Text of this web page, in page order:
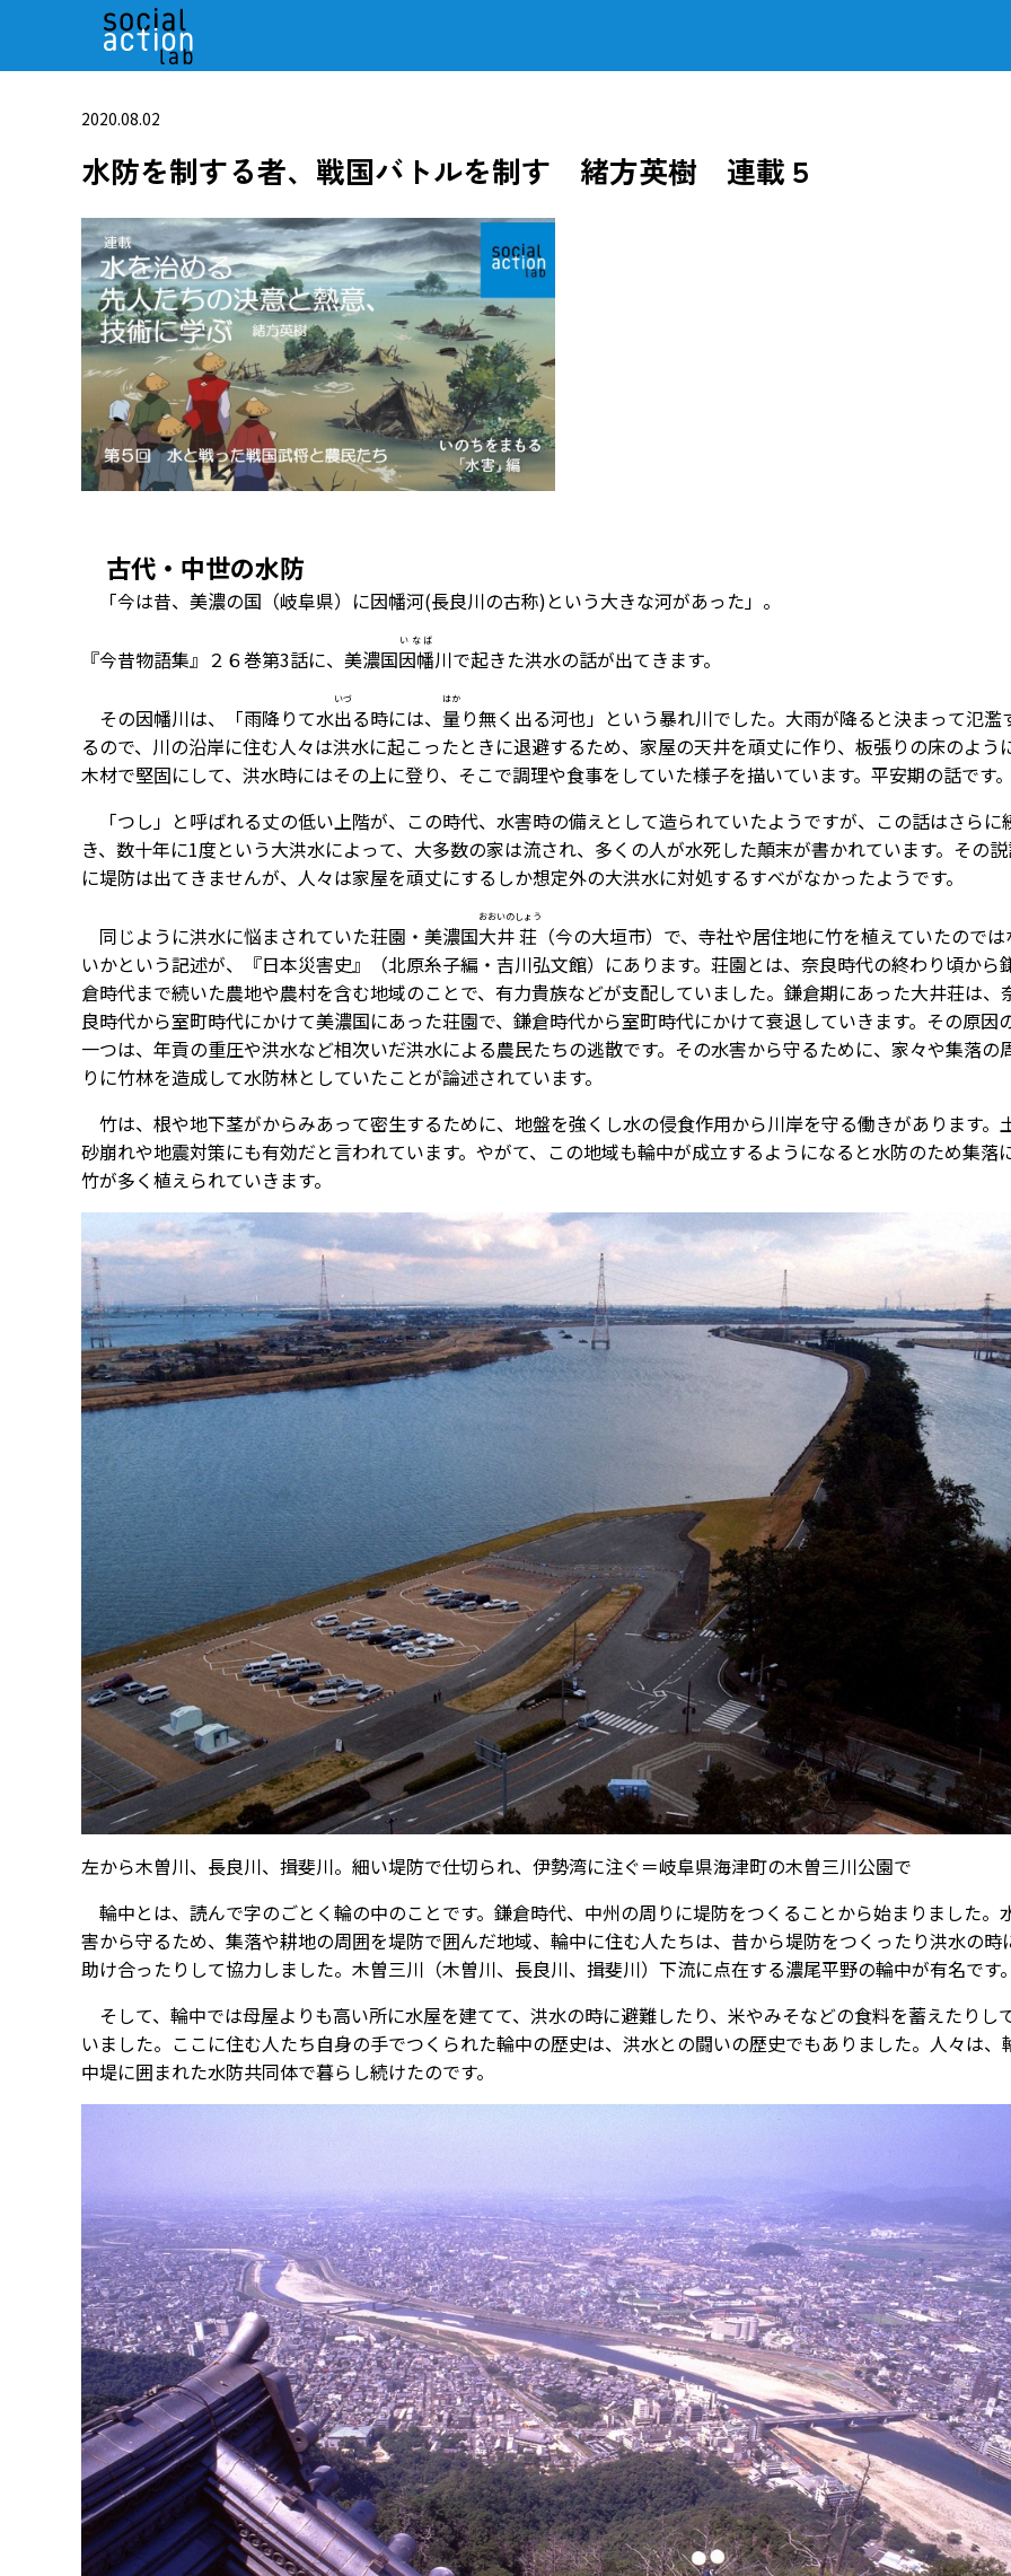
2020.08.02
水防を制する者、戦国バトルを制す 緒方英樹 連載５
古代・中世の水防
「今は昔、美濃の国（岐阜県）に因幡河(長良川の古称)という大きな河があった」。
『今昔物語集』２６巻第3話に、美濃国因幡
いなば
川で起きた洪水の話が出てきます。
その因幡川は、「雨降りて水出
いづ
る時には、 量
はか
り無く出る河也」という暴れ川でした。大雨が降ると決まって氾濫
るので、川の沿岸に住む人々は洪水に起こったときに退避するため、家屋の天井を頑丈に作り、板張りの床のよう
木材で堅固にして、洪水時にはその上に登り、そこで調理や食事をしていた様子を描いています。平安期の話です
「つし」と呼ばれる丈の低い上階が、この時代、水害時の備えとして造られていたようですが、この話はさらに
き、数十年に1度という大洪水によって、大多数の家は流され、多くの人が水死した顛末が書かれています。その
に堤防は出てきませんが、人々は家屋を頑丈にするしか想定外の大洪水に対処するすべがなかったようです。
同じように洪水に悩まされていた荘園・美濃国大井
おおいの
荘
しょう
（今の大垣市）で、寺社や居住地に竹を植えていたのでは
いかという記述が、『日本災害史』（北原糸子編・吉川弘文館）にあります。荘園とは、奈良時代の終わり頃から
倉時代まで続いた農地や農村を含む地域のことで、有力貴族などが支配していました。鎌倉期にあった大井荘は、
良時代から室町時代にかけて美濃国にあった荘園で、鎌倉時代から室町時代にかけて衰退していきます。その原因
一つは、年貢の重圧や洪水など相次いだ洪水による農民たちの逃散です。その水害から守るために、家々や集落の
りに竹林を造成して水防林としていたことが論述されています。
竹は、根や地下茎がからみあって密生するために、地盤を強くし水の侵食作用から川岸を守る働きがあります。
砂崩れや地震対策にも有効だと言われています。やがて、この地域も輪中が成立するようになると水防のため集落
竹が多く植えられていきます。
左から木曽川、長良川、揖斐川。細い堤防で仕切られ、伊勢湾に注ぐ＝岐阜県海津町の木曽三川公園で
輪中とは、読んで字のごとく輪の中のことです。鎌倉時代、中州の周りに堤防をつくることから始まりました。
害から守るため、集落や耕地の周囲を堤防で囲んだ地域、輪中に住む人たちは、昔から堤防をつくったり洪水の時
助け合ったりして協力しました。木曽三川（木曽川、長良川、揖斐川）下流に点在する濃尾平野の輪中が有名です
そして、輪中では母屋よりも高い所に水屋を建てて、洪水の時に避難したり、米やみそなどの食料を蓄えたりし
いました。ここに住む人たち自身の手でつくられた輪中の歴史は、洪水との闘いの歴史でもありました。人々は、
中堤に囲まれた水防共同体で暮らし続けたのです。